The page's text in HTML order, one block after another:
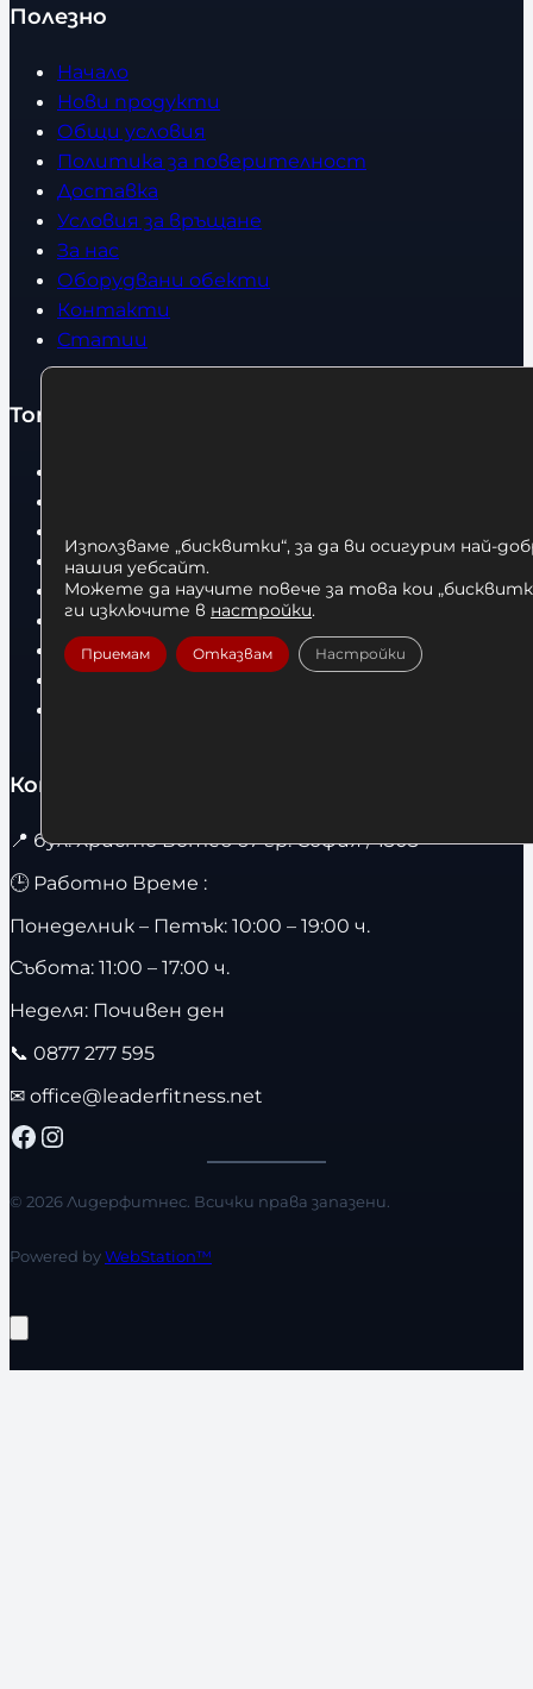
Полезно
Начало
Нови продукти
Общи условия
Политика за поверителност
Доставка
Условия за връщане
За нас
Оборудвани обекти
Контакти
Статии
Топ категории
Дрехи
Детски дрехи
Суичъри
Фитнес оборудване и аксесоари
Бягащи пътеки
Контакти
📍 бул. Христо Ботев 67 гр. София / 1303
🕒 Работно Време :
Понеделник – Петък: 10:00 – 19:00 ч.
Събота: 11:00 – 17:00 ч.
Неделя: Почивен ден
📞 0877 277 595
✉ office@leaderfitness.net
Facebook Instagram
© 2026 Лидерфитнес. Всички права запазени.
Powered byWebStation™
Използваме „бисквитки“, за да ви осигурим най-
нашия уебсайт.
Можете да научите повече за това кои
ги изключите в настройки.
Приемам Отказвам Настройки